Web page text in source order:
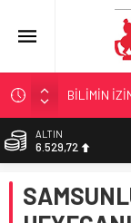
BİLİMİN
TIR’A
FECİ SON!
SAMSUN
ALTIN
6.529,72
13.703,13